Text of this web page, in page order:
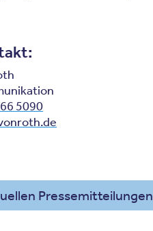
5090
Pressemitteilungen